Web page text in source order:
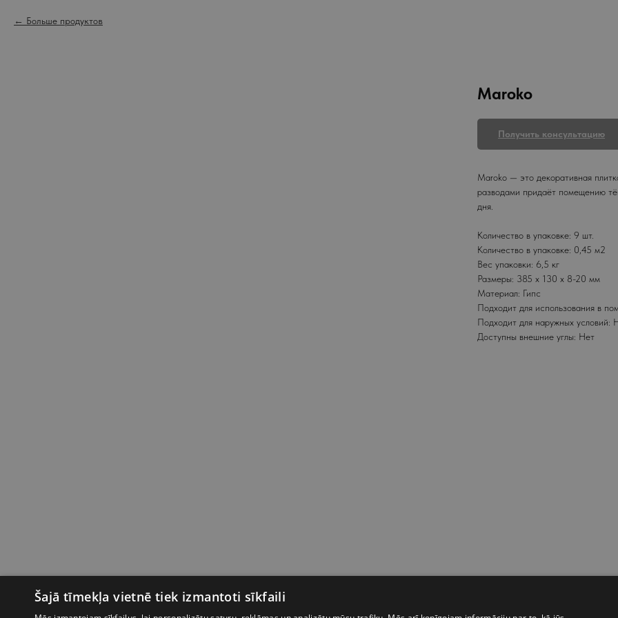
Больше продуктов
Maroko
Получить консультацию
Maroko — это декоративная
разводами придаёт помещению
дня.
Количество в упаковке: 9 шт.
Количество в упаковке: 0,45 м2
Вес упаковки: 6,5 кг
Размеры: 385 x 130 x 8-20 мм
Материал: Гипс
Подходит для использования в
Подходит для наружных условий:
Доступны внешние углы: Нет
Šajā tīmekļa vietnē tiek izmantoti sīkfaili